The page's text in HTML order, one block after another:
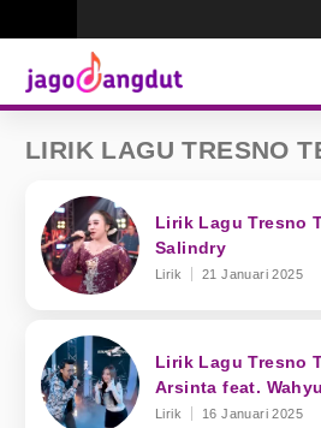
LIRIK LAGU TRESNO
Lirik Lagu Tresno
Salindry
Lirik 21 Januari 2025
Lirik Lagu Tresno
Arsinta feat.
Lirik 16 Januari 2025